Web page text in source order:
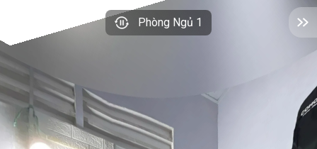
Phòng Ngủ 1